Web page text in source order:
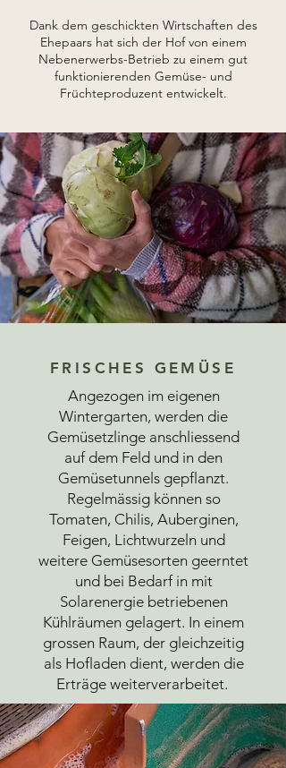
Dank dem geschickten Wirtschaften des
Ehepaars hat sich der Hof von einem
Nebenerwerbs-Betrieb zu einem gut
funktionierenden Gemüse- und
Früchteproduzent entwickelt.
FRISCHES GEMÜSE
Angezogen im eigenen
Wintergarten, werden die
Gemüsetzlinge anschliessend
auf dem Feld und in den
Gemüsetunnels gepflanzt.
Regelmässig können so
Tomaten, Chilis, Auberginen,
Feigen, Lichtwurzeln und
weitere Gemüsesorten geerntet
und bei Bedarf in mit
Solarenergie betriebenen
Kühlräumen gelagert. In einem
grossen Raum, der gleichzeitig
als Hofladen dient, werden die
Erträge weiterverarbeitet.